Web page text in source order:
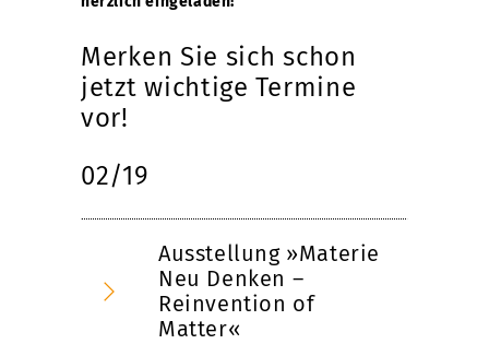
Merken Sie sich schon
jetzt wichtige Termine
vor!
02/19
Ausstellung »Materie
Neu Denken –
Reinvention of
Matter«